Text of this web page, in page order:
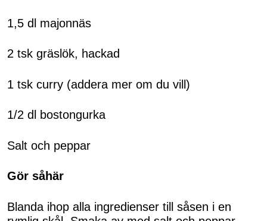
1,5 dl majonnäs
2 tsk gräslök, hackad
1 tsk curry (addera mer om du vill)
1/2 dl bostongurka
Salt och peppar
Gör såhär
Blanda ihop alla ingredienser till såsen i en